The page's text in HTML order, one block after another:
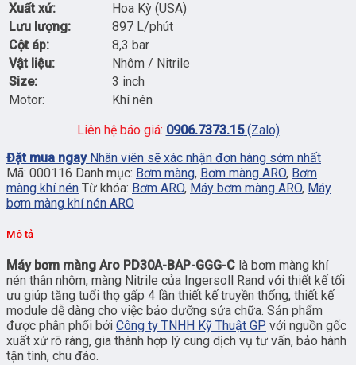
Xuất xứ:
Hoa Kỳ (USA)
Lưu lượng:
897 L/phút
Cột áp:
8,3 bar
Vật liệu:
Nhôm / Nitrile
Size:
3 inch
Motor:
Khí nén
Liên hệ báo giá: 0906.7373.15(Zalo)
Đặt mua ngay Nhân viên sẽ xác nhận đơn hàng sớm nhất
Mã: 000116 Danh mục: Bơm màng, Bơm màng ARO, Bơm
màng khí nén Từ khóa: Bơm ARO, Máy bơm màng ARO, Máy
bơm màng khí nén ARO
Mô tả
Máy bơm màng Aro PD30A-BAP-GGG-C là bơm màng khí
nén thân nhôm, màng Nitrile của Ingersoll Rand với thiết kế tối
ưu giúp tăng tuổi thọ gấp 4 lần thiết kế truyền thống, thiết kế
module dễ dàng cho việc bảo dưỡng sửa chữa. Sản phẩm
được phân phối bởi Công ty TNHH Kỹ Thuật GP với nguồn gốc
xuất xứ rõ ràng, gia thành hợp lý cung dịch vụ tư vấn, bảo hành
tận tình, chu đáo.